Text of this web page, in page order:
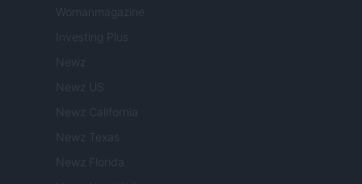
Womanmagazine
Investing Plus
Newz
Newz US
Newz California
Newz Texas
Newz Florida